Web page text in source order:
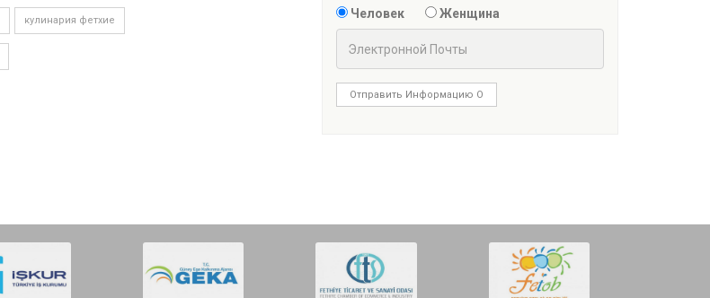
кулинария фетхие Человек Женщина
Отправить Информацию О